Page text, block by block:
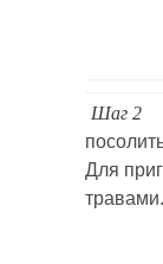
Шаг 2
Для
травами.